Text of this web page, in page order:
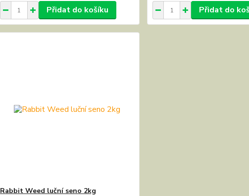
Přidat do košíku Přidat do
Rabbit Weed luční seno 2kg